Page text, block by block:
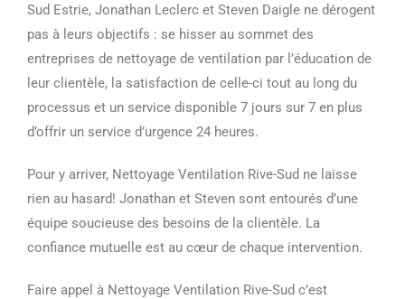
Sud Estrie, Jonathan Leclerc et Steven Daigle ne dérogent
pas à leurs objectifs : se hisser au sommet des
entreprises de nettoyage de ventilation par l’éducation de
leur clientèle, la satisfaction de celle-ci tout au long du
processus et un service disponible 7 jours sur 7 en plus
d’offrir un service d’urgence 24 heures.
Pour y arriver, Nettoyage Ventilation Rive-Sud ne laisse
rien au hasard! Jonathan et Steven sont entourés d’une
équipe soucieuse des besoins de la clientèle. La
confiance mutuelle est au cœur de chaque intervention.
Faire appel à Nettoyage Ventilation Rive-Sud c’est